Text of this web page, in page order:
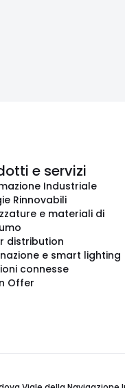
e servizi
Industriale
Rinnovabili
e materiali di
distribution
e smart lighting
connesse
Offer